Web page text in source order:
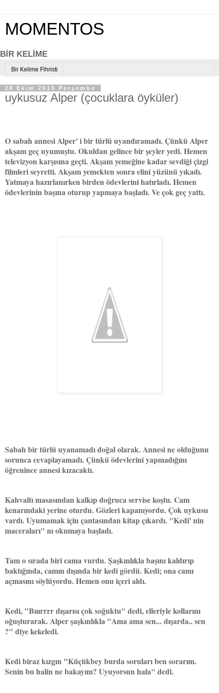
MOMENTOS
BİR KELİME
Bir Kelime Fihristi
28 Ekim 2010 Perşembe
uykusuz Alper (çocuklara öyküler)
O sabah annesi Alper' i bir türlü uyandıramadı. Çünkü Alper
akşam geç uyumuştu. Okuldan gelince bir şeyler yedi. Hemen
televizyon karşısına geçti. Akşam yemeğine kadar sevdiği çizgi
filmleri seyretti. Akşam yemekten sonra elini yüzünü yıkadı.
Yatmaya hazırlanırken birden ödevlerini hatırladı. Hemen
ödevlerinin başına oturup yapmaya başladı. Ve çok geç yattı.
Sabah bir türlü uyanamadı doğal olarak. Annesi ne olduğunu
sorunca cevaplayamadı. Çünkü ödevlerini yapmadığını
öğrenince annesi kızacaktı.
Kahvaltı masasından kalkıp doğruca servise koştu. Cam
kenarındaki yerine oturdu. Gözleri kapanıyordu. Çok uykusu
vardı. Uyumamak için çantasından kitap çıkardı. "Kedi' nin
maceraları" nı okumaya başladı.
Tam o sırada biri cama vurdu. Şaşkınlıkla başını kaldırıp
baktığında, camın dışında bir kedi gördü. Kedi; ona camı
açmasını söylüyordu. Hemen onu içeri aldı.
Kedi, "Bııırrrr dışarısı çok soğuktu" dedi, elleriyle kollarını
oğuşturarak. Alper şaşkınlıkla "Ama ama sen... dışarda.. sen
?" diye kekeledi.
Kedi biraz kızgın "Küçükbey burda soruları ben sorarım.
Senin bu halin ne bakayım? Uyuyorsun hala" dedi.